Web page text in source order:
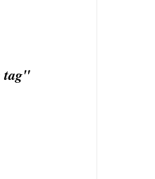
tag"